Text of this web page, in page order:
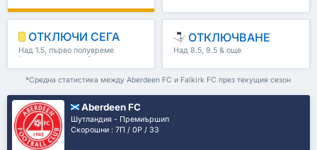
ОТКЛЮЧИ СЕГА
Над 1.5, първо полувреме
/второ полувреме & още
ОТКЛЮЧВАНЕ
Над 8.5, 9.5 & още
*Средна статистика между Aberdeen FC и Falkirk FC през текущия сезон
Aberdeen FC
Шутландия - Премиършип
Скорошни : 7П / 0P / 3З